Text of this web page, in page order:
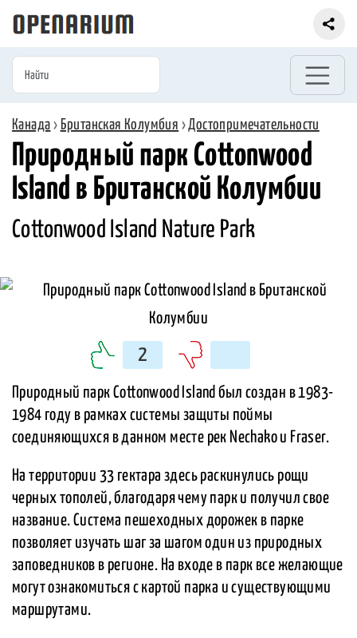
Канада › Британская Колумбия ›Достопримечательности
Природный парк Cottonwood
Island в Британской Колумбии
Cottonwood Island Nature Park
2
Природный парк Cottonwood Island был создан в 1983-
1984 году в рамках системы защиты поймы
соединяющихся в данном месте рек Nechako и Fraser.
На территории 33 гектара здесь раскинулись рощи
черных тополей, благодаря чему парк и получил свое
название. Система пешеходных дорожек в парке
позволяет изучать шаг за шагом один из природных
заповедников в регионе. На входе в парк все желающие
могут ознакомиться с картой парка и существующими
маршрутами.